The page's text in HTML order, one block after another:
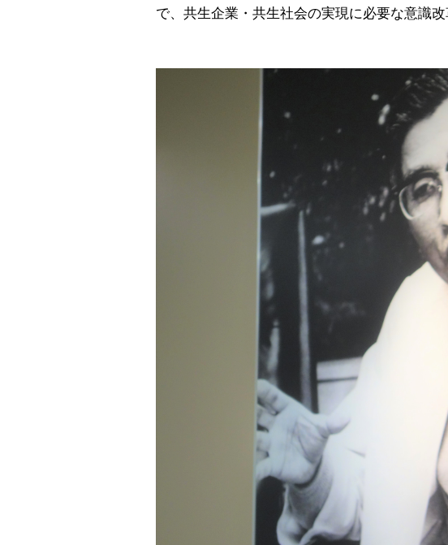
で、共生企業・共生社会の実現に必要な意識